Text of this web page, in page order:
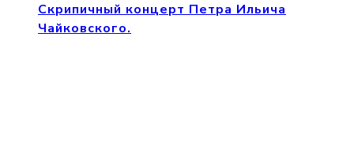
Скрипичный концерт Петра Ильича
Чайковского.